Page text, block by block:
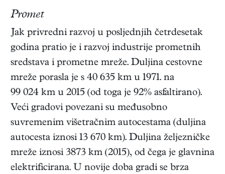
Promet
Jak privredni razvoj u posljednjih četrdesetak
godina pratio je i razvoj industrije prometnih
sredstava i prometne mreže. Duljina cestovne
mreže porasla je s 40 635 km u 1971. na
99 024 km u 2015 (od toga je 92% asfaltirano).
Veći gradovi povezani su međusobno
suvremenim višetračnim autocestama (duljina
autocesta iznosi 13 670 km). Duljina željezničke
mreže iznosi 3873 km (2015), od čega je glavnina
elektrificirana. U novije doba gradi se brza